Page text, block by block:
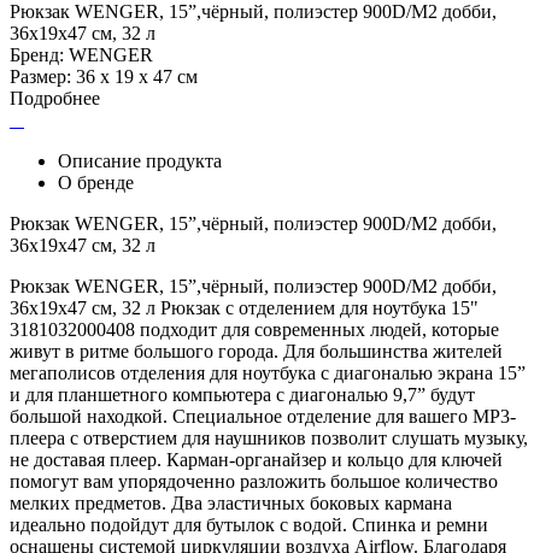
Рюкзак WENGER, 15”,чёрный, полиэстер 900D/М2 добби,
36x19x47 см, 32 л
Бренд: WENGER
Размер: 36 х 19 х 47 см
Подробнее
Описание продукта
О бренде
Рюкзак WENGER, 15”,чёрный, полиэстер 900D/М2 добби,
36x19x47 см, 32 л
Рюкзак WENGER, 15”,чёрный, полиэстер 900D/М2 добби,
36x19x47 см, 32 л Рюкзак с отделением для ноутбука 15"
3181032000408 подходит для современных людей, которые
живут в ритме большого города. Для большинства жителей
мегаполисов отделения для ноутбука с диагональю экрана 15”
и для планшетного компьютера с диагональю 9,7” будут
большой находкой. Специальное отделение для вашего MP3-
плеера с отверстием для наушников позволит слушать музыку,
не доставая плеер. Карман-органайзер и кольцо для ключей
помогут вам упорядоченно разложить большое количество
мелких предметов. Два эластичных боковых кармана
идеально подойдут для бутылок с водой. Спинка и ремни
оснащены системой циркуляции воздуха Airflow. Благодаря